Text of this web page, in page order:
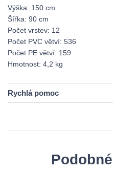
Výška: 150 cm
Šířka: 90 cm
Počet vrstev: 12
Počet PVC větví: 536
Počet PE větví: 159
Hmotnost: 4,2 kg
Rychlá pomoc